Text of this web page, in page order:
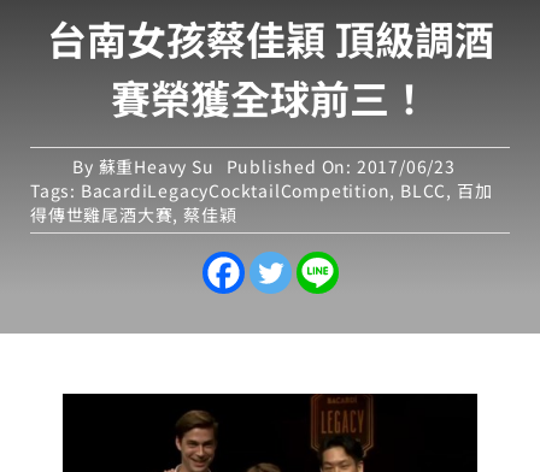
台南女孩蔡佳穎 頂級調酒
賽榮獲全球前三！
By 蘇重Heavy Su
Published On: 2017/06/23
Tags: BacardiLegacyCocktailCompetition, BLCC, 百加
得傳世雞尾酒大賽, 蔡佳穎